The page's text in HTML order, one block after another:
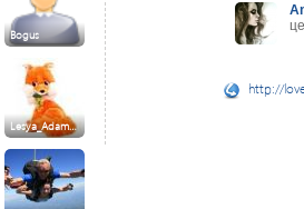
Bogus
Lesya_Adam…
http://